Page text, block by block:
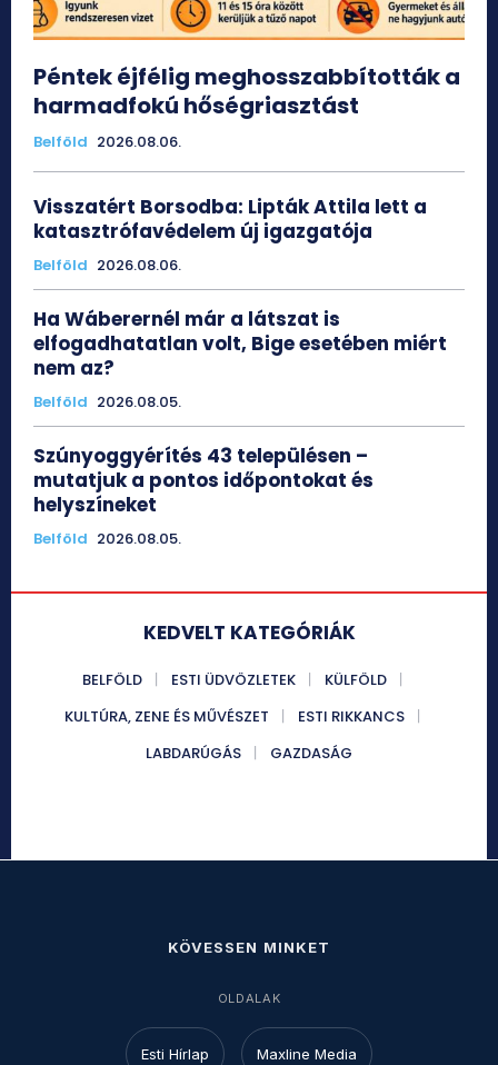
Péntek éjfélig meghosszabbították a
harmadfokú hőségriasztást
Belföld 2026.08.06.
Visszatért Borsodba: Lipták Attila lett a
katasztrófavédelem új igazgatója
Belföld 2026.08.06.
Ha Wáberernél már a látszat is
elfogadhatatlan volt, Bige esetében miért
nem az?
Belföld 2026.08.05.
Szúnyoggyérítés 43 településen –
mutatjuk a pontos időpontokat és
helyszíneket
Belföld 2026.08.05.
KEDVELT KATEGÓRIÁK
BELFÖLD ESTI ÜDVÖZLETEK
KÜLFÖLD
KULTÚRA, ZENE ÉS MŰVÉSZET
ESTI RIKKANCS
LABDARÚGÁS
GAZDASÁG
KÖVESSEN MINKET
OLDALAK
Esti Hírlap Maxline Media